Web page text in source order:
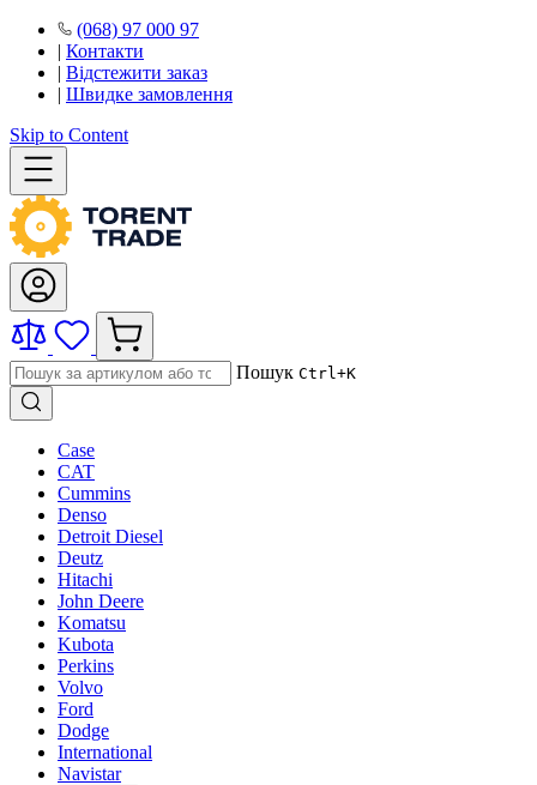
(068) 97 000 97
| Контакти
| Відстежити заказ
| Швидке замовлення
Skip to Content
Пошук Ctrl+K
Case
CAT
Cummins
Denso
Detroit Diesel
Deutz
Hitachi
John Deere
Komatsu
Kubota
Perkins
Volvo
Ford
Dodge
International
Navistar